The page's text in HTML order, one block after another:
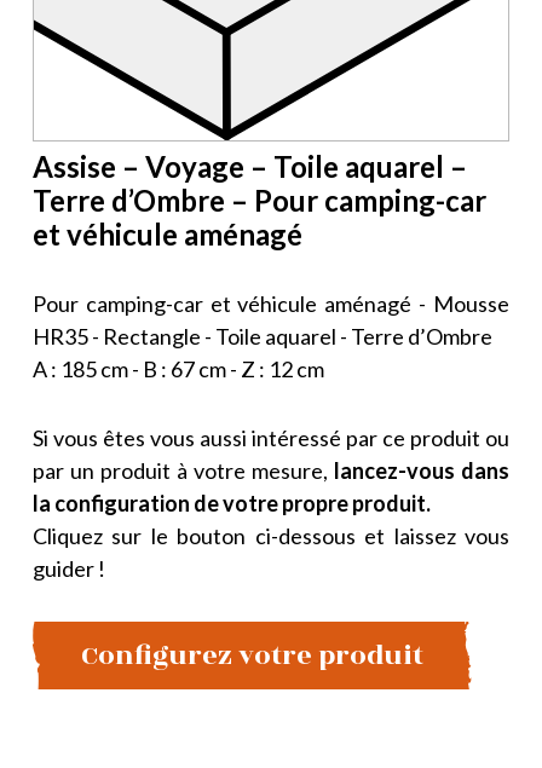
Assise – Voyage – Toile aquarel –
Terre d’Ombre – Pour camping-car
et véhicule aménagé
Pour camping-car et véhicule aménagé - Mousse
HR35 - Rectangle - Toile aquarel - Terre d’Ombre
A : 185 cm - B : 67 cm - Z : 12 cm
Si vous êtes vous aussi intéressé par ce produit ou
par un produit à votre mesure, lancez-vous dans
la configuration de votre propre produit.
Cliquez sur le bouton ci-dessous et laissez vous
guider !
Configurez votre produit